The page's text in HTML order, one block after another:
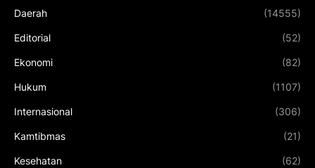
Daerah (14555)
Editorial (52)
Ekonomi (82)
Hukum (1107)
Internasional (306)
Kamtibmas (21)
Kesehatan (62)